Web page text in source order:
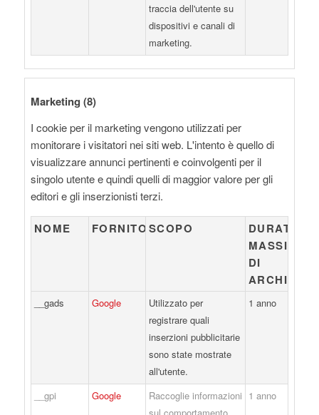
traccia dell'utente su
dispositivi e canali di
marketing.
Marketing (8)
I cookie per il marketing vengono utilizzati per
monitorare i visitatori nei siti web. L'intento è quello di
visualizzare annunci pertinenti e coinvolgenti per il
singolo utente e quindi quelli di maggior valore per gli
editori e gli inserzionisti terzi.
NOME FORNITORESCOPO
DURATA
MASSIMA
DI
__gads Google
Utilizzato per
registrare quali
inserzioni pubblicitarie
sono state mostrate
all'utente.
1 anno
__gpi Google
Raccoglie informazioni 1 anno